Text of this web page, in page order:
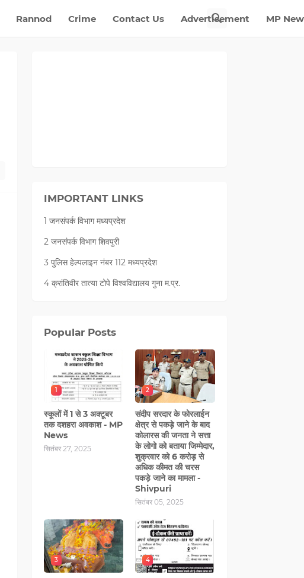
Rannod Crime Contact Us Advertisement MP
IMPORTANT LINKS
1 जनसंपर्क विभाग मध्यप्रदेश
2 जनसंपर्क विभाग शिवपुरी
3 पुलिस हेल्पलाइन नंबर 112 मध्‍यप्रदेश
4 क्रांतिवीर तात्या टोपे विश्वविद्यालय गुना म.प्र.
Popular Posts
1
स्कूलों में 1 से 3 अक्टूबर
तक दशहरा अवकाश - MP
News
सितंबर 27, 2025
2
संदीप सरदार के फोरलाईन
क्षेत्र से पकड़े जाने के बाद
कोलारस की जनता ने सत्ता
के लोगो को बताया जिम्मेदार,
शुक्रवार को 6 करोड़ से
अधिक कीमत की चरस
पकड़े जाने का मामला -
Shivpuri
सितंबर 05, 2025
3 4